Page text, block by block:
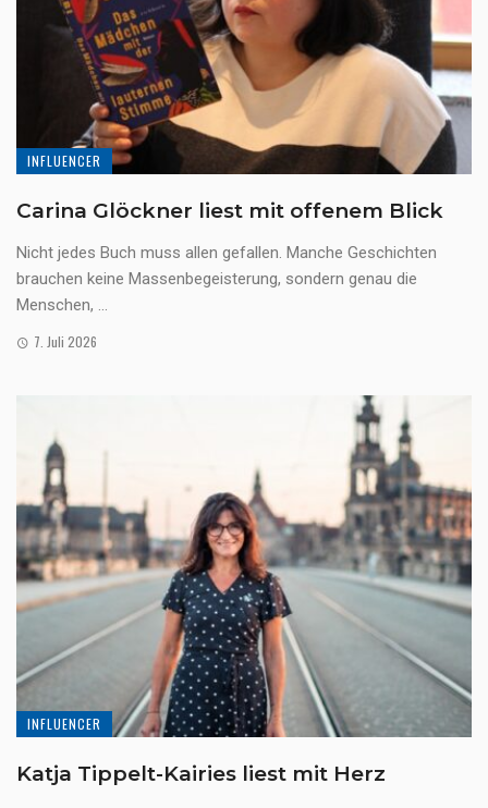
INFLUENCER
Carina Glöckner liest mit offenem Blick
Nicht jedes Buch muss allen gefallen. Manche Geschichten
brauchen keine Massenbegeisterung, sondern genau die
Menschen, ...
7. Juli 2026
INFLUENCER
Katja Tippelt-Kairies liest mit Herz